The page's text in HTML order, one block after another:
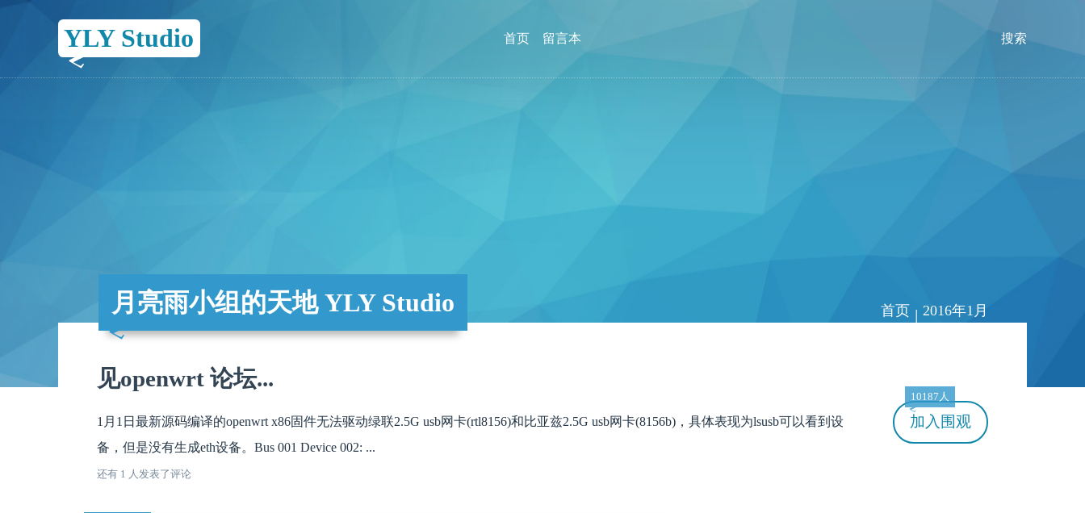
YLY Studio 首页 留言本 搜索
月亮雨小组的天地 YLY Studio 首页 | 2016年1月
见openwrt 论坛...
1月1日最新源码编译的openwrt x86固件无法驱动绿联2.5G usb网卡(rtl8156)和比亚兹2.5G usb网卡(8156b)，具体表现为lsusb可以看到设
备，但是没有生成eth设备。Bus 001 Device 002: ...
还有 1 人发表了评论
加入
10187人
围观